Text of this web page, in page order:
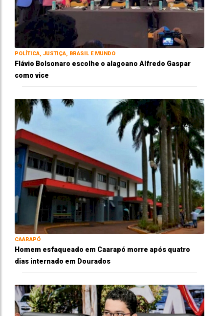
POLÍTICA, JUSTIÇA, BRASIL E MUNDO
Flávio Bolsonaro escolhe o alagoano Alfredo Gaspar
como vice
CAARAPÓ
Homem esfaqueado em Caarapó morre após quatro
dias internado em Dourados